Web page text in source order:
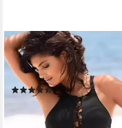
BENCH.
Bustier-Bikini-Top
raffinierter Schnürung
(162)
39,99 €
lieferbar - in 1-2 Werktagen